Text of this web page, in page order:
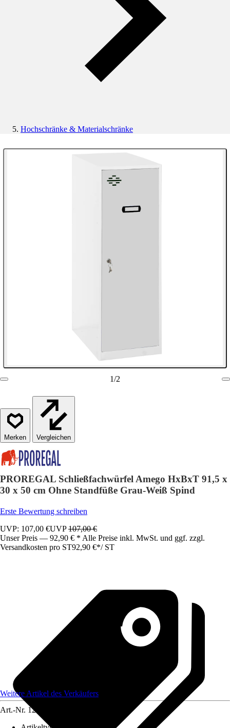
Hochschränke & Materialschränke
1/2
Vergleichen
PROREGAL Schließfachwürfel Amego HxBxT 91,5 x
30 x 50 cm Ohne Standfüße Grau-Weiß Spind
Erste Bewertung schreiben
UVP: 107,00 €UVP107,00 €
Unser Preis — 92,90 € * Alle Preise inkl. MwSt. und ggf. zzgl.
Versandkosten pro ST92,90 €*/ ST
Weitere Artikel des Verkäufers
Art.-Nr. 12583477